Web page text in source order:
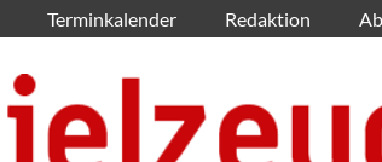
Terminkalender Redaktion